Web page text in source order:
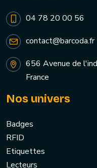
04 78 20 00 56
contact@barcoda.fr
656 Avenue de
France
Nos univers
Badges
RFID
Etiquettes
Lecteurs